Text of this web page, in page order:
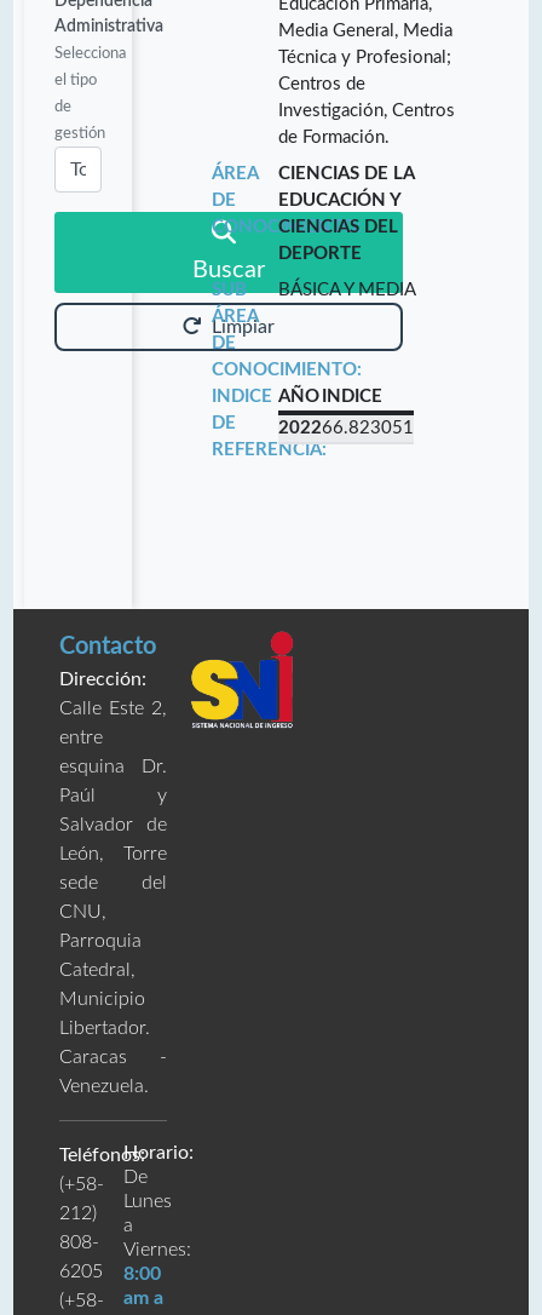
Administrativa
Selecciona
el tipo
de
gestión
Buscar
Limpiar
Educación Primaria,
Media General, Media
Técnica y Profesional;
Centros de
Investigación, Centros
de Formación.
ÁREA
DE
CONOCIMIENTO:
CIENCIAS DE LA
EDUCACIÓN Y
CIENCIAS DEL
DEPORTE
SUB
ÁREA
DE
CONOCIMIENTO:
BÁSICA Y MEDIA
INDICE
DE
REFERENCIA:
AÑO INDICE
202266.823051
Contacto
Dirección:
Calle Este 2,
entre
esquina Dr.
Paúl y
Salvador de
León, Torre
sede del
CNU,
Parroquia
Catedral,
Municipio
Libertador.
Caracas -
Venezuela.
Teléfonos:
(+58-
212)
808-
6205
(+58-
Horario:
De
Lunes
a
Viernes:
8:00
am a